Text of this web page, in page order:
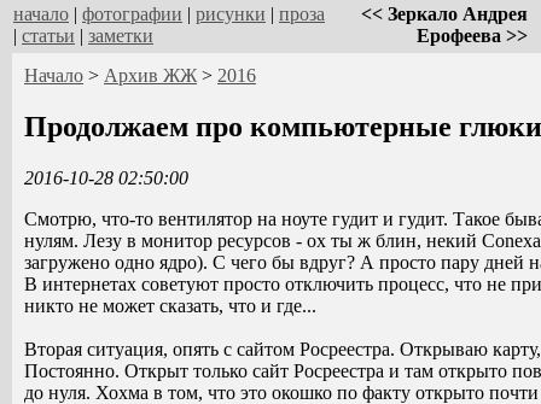
начало | фотографии | рисунки | проза
| статьи | заметки
<< Зеркало Андрея
Ерофеева >>
Начало > Архив ЖЖ > 2016
Продолжаем про компьютерные глюки
2016-10-28 02:50:00
Смотрю, что-то вентилятор на ноуте гудит и гудит. Такое
нулям. Лезу в монитор ресурсов - ох ты ж блин, некий
загружено одно ядро). С чего бы вдруг? А просто пару дней
В интернетах советуют просто отключить процесс, что не
никто не может сказать, что и где...
Вторая ситуация, опять с сайтом Росреестра. Открываю
Постоянно. Открыт только сайт Росреестра и там открыто
до нуля. Хохма в том, что это окошко по факту открыто почти